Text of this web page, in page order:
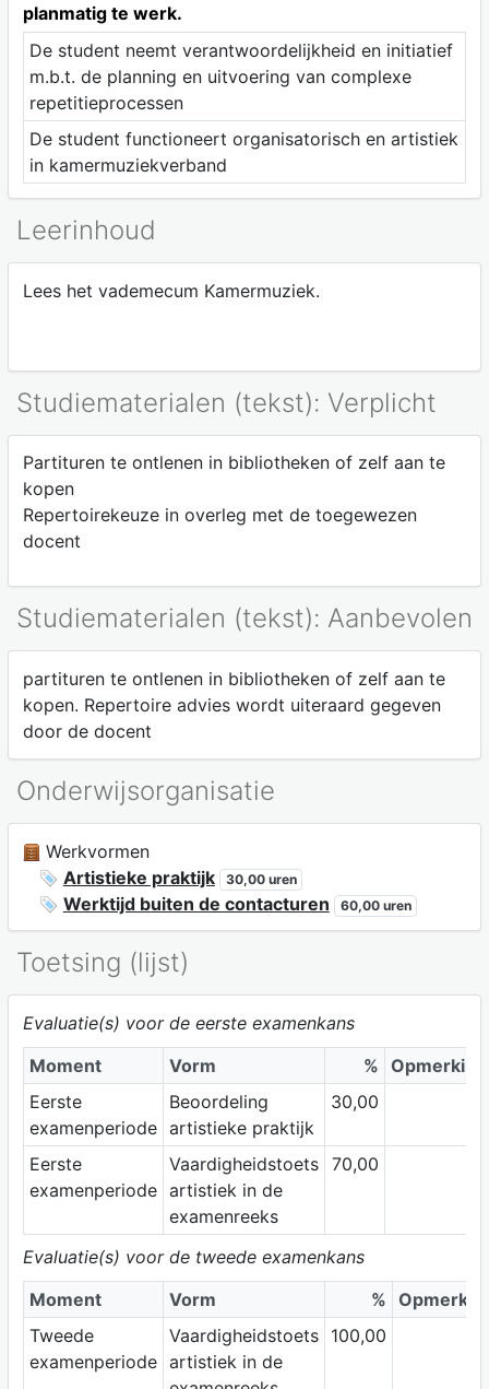
planmatig te werk.
De student neemt verantwoordelijkheid en initiatief
m.b.t. de planning en uitvoering van complexe
repetitieprocessen
De student functioneert organisatorisch en artistiek
in kamermuziekverband
Leerinhoud
Lees het vademecum Kamermuziek.
Studiematerialen (tekst): Verplicht
Partituren te ontlenen in bibliotheken of zelf aan te
kopen
Repertoirekeuze in overleg met de toegewezen
docent
Studiematerialen (tekst): Aanbevolen
partituren te ontlenen in bibliotheken of zelf aan te
kopen. Repertoire advies wordt uiteraard gegeven
door de docent
Onderwijsorganisatie
Werkvormen
Artistieke praktijk
30,00 uren
Werktijd buiten de contacturen 60,00 uren
Toetsing (lijst)
Evaluatie(s) voor de eerste examenkans
Moment
Vorm % Opmerking
Eerste
examenperiode
Beoordeling
artistieke praktijk
30,00
Eerste
examenperiode
Vaardigheidstoets
artistiek in de
examenreeks
70,00
Evaluatie(s) voor de tweede examenkans
Moment
Vorm %
Tweede
examenperiode
Vaardigheidstoets
artistiek in de
100,00